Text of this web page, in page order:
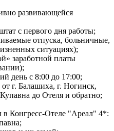
развивающейся
с первого дня работы;
отпуска, больничные,
ситуациях);
заработной платы
день с 8:00 до 17:00;
г. Балашиха, г. Ногинск,
до Отеля и обратно;
в Конгресс-Отеле "Ареал" 4*:
столик
услугу
стол
услугу
услугу
Применить
3D - тур